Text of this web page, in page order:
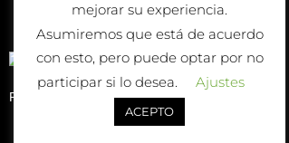
10:00-13:00
Política de Devolución o Cambio
mejorar su experiencia.
Asumiremos que está de acuerdo
con esto, pero puede optar por no
participar si lo desea.
Ajustes
ACEPTO